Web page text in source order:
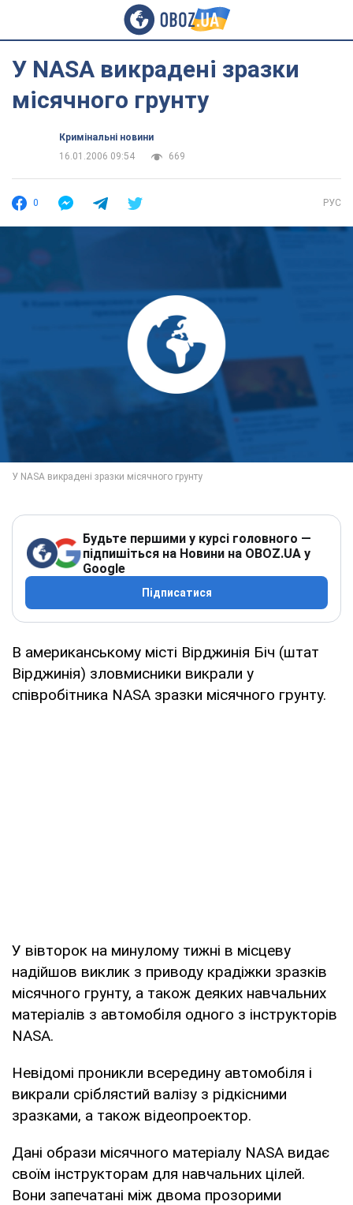
У NASA викрадені зразки
місячного грунту
Кримінальні новини
16.01.2006 09:54
669
0 РУС
Будьте першими у курсі головного —
підпишіться на Новини на OBOZ.UA у
Google
Підписатися
В американському місті Вірджинія Біч (штат
Вірджинія) зловмисники викрали у
співробітника NASA зразки місячного грунту.
У вівторок на минулому тижні в місцеву
надійшов виклик з приводу крадіжки зразків
місячного грунту, а також деяких навчальних
матеріалів з автомобіля одного з інструкторів
NASA.
Невідомі проникли всередину автомобіля і
викрали сріблястий валізу з рідкісними
зразками, а також відеопроектор.
Дані образи місячного матеріалу NASA видає
своїм інструкторам для навчальних цілей.
Вони запечатані між двома прозорими